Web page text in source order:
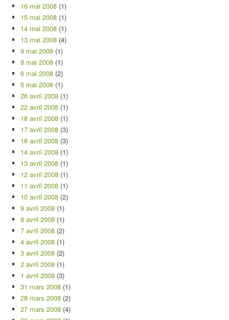
16 mai 2008 (1)
15 mai 2008 (1)
14 mai 2008 (1)
13 mai 2008 (4)
9 mai 2008 (1)
8 mai 2008 (1)
6 mai 2008 (2)
5 mai 2008 (1)
26 avril 2008 (1)
22 avril 2008 (1)
18 avril 2008 (1)
17 avril 2008 (3)
16 avril 2008 (3)
14 avril 2008 (1)
13 avril 2008 (1)
12 avril 2008 (1)
11 avril 2008 (1)
10 avril 2008 (2)
9 avril 2008 (1)
8 avril 2008 (1)
7 avril 2008 (2)
4 avril 2008 (1)
3 avril 2008 (2)
2 avril 2008 (1)
1 avril 2008 (3)
31 mars 2008 (1)
28 mars 2008 (2)
27 mars 2008 (4)